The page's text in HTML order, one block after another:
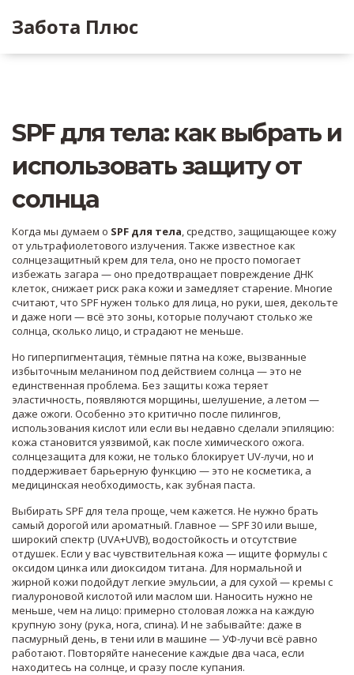
Забота Плюс
SPF для тела: как выбрать и
использовать защиту от
солнца
Когда мы думаем о SPF для тела,средство, защищающее кожу
от ультрафиолетового излучения. Также известное как
солнцезащитный крем для тела, оно не просто помогает
избежать загара — оно предотвращает повреждение ДНК
клеток, снижает риск рака кожи и замедляет старение. Многие
считают, что SPF нужен только для лица, но руки, шея, декольте
и даже ноги — всё это зоны, которые получают столько же
солнца, сколько лицо, и страдают не меньше.
Но гиперпигментация,тёмные пятна на коже, вызванные
избыточным меланином под действием солнца — это не
единственная проблема. Без защиты кожа теряет
эластичность, появляются морщины, шелушение, а летом —
даже ожоги. Особенно это критично после пилингов,
использования кислот или если вы недавно сделали эпиляцию:
кожа становится уязвимой, как после химического ожога.
солнцезащита для кожи,не только блокирует UV-лучи, но и
поддерживает барьерную функцию — это не косметика, а
медицинская необходимость, как зубная паста.
Выбирать SPF для тела проще, чем кажется. Не нужно брать
самый дорогой или ароматный. Главное — SPF 30 или выше,
широкий спектр (UVA+UVB), водостойкость и отсутствие
отдушек. Если у вас чувствительная кожа — ищите формулы с
оксидом цинка или диоксидом титана. Для нормальной и
жирной кожи подойдут легкие эмульсии, а для сухой — кремы с
гиалуроновой кислотой или маслом ши. Наносить нужно не
меньше, чем на лицо: примерно столовая ложка на каждую
крупную зону (рука, нога, спина). И не забывайте: даже в
пасмурный день, в тени или в машине — УФ-лучи всё равно
работают. Повторяйте нанесение каждые два часа, если
находитесь на солнце, и сразу после купания.